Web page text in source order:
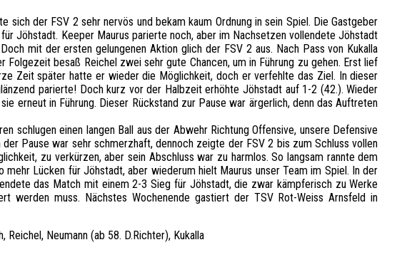
der FSV 2 sehr nervös und bekam kaum Ordnung in sein Spiel. Die Gastgeber
Jöhstadt. Keeper Maurus parierte noch, aber im Nachsetzen vollendete Jöhstadt
mit der ersten gelungenen Aktion glich der FSV 2 aus. Nach Pass von Kukalla
besaß Reichel zwei sehr gute Chancen, um in Führung zu gehen. Erst lief
Zeit später hatte er wieder die Möglichkeit, doch er verfehlte das Ziel. In dieser
parierte! Doch kurz vor der Halbzeit erhöhte Jöhstadt auf 1-2 (42.). Wieder
erneut in Führung. Dieser Rückstand zur Pause war ärgerlich, denn das Auftreten
schlugen einen langen Ball aus der Abwehr Richtung Offensive, unsere Defensive
Pause war sehr schmerzhaft, dennoch zeigte der FSV 2 bis zum Schluss vollen
zu verkürzen, aber sein Abschluss war zu harmlos. So langsam rannte dem
Lücken für Jöhstadt, aber wiederum hielt Maurus unser Team im Spiel. In der
das Match mit einem 2-3 Sieg für Jöhstadt, die zwar kämpferisch zu Werke
werden muss. Nächstes Wochenende gastiert der TSV Rot-Weiss Arnsfeld in
Neumann (ab 58. D.Richter), Kukalla